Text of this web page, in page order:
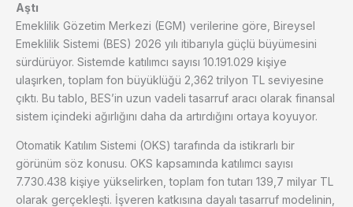
Aştı
Emeklilik Gözetim Merkezi (EGM) verilerine göre, Bireysel
Emeklilik Sistemi (BES) 2026 yılı itibarıyla güçlü büyümesini
sürdürüyor. Sistemde katılımcı sayısı 10.191.029 kişiye
ulaşırken, toplam fon büyüklüğü 2,362 trilyon TL seviyesine
çıktı. Bu tablo, BES’in uzun vadeli tasarruf aracı olarak finansal
sistem içindeki ağırlığını daha da artırdığını ortaya koyuyor.
Otomatik Katılım Sistemi (OKS) tarafında da istikrarlı bir
görünüm söz konusu. OKS kapsamında katılımcı sayısı
7.730.438 kişiye yükselirken, toplam fon tutarı 139,7 milyar TL
olarak gerçekleşti. İşveren katkısına dayalı tasarruf modelinin,